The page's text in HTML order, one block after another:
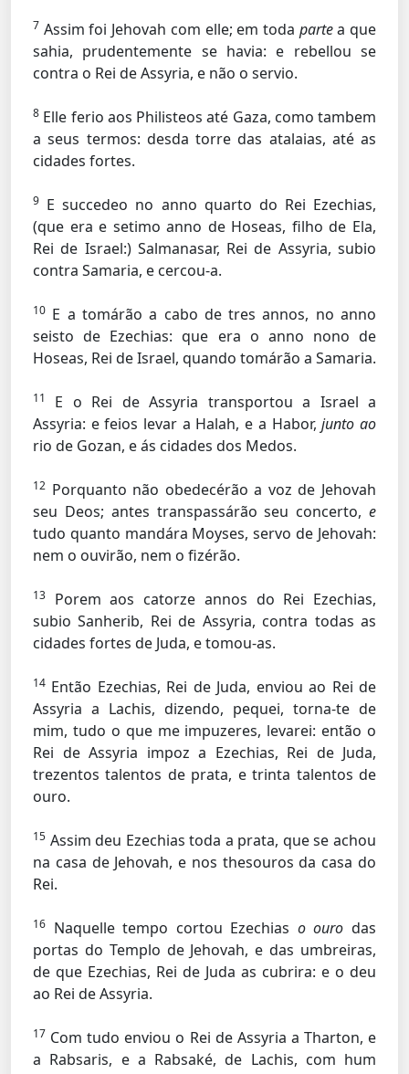
7 Assim foi Jehovah com elle; em toda partea que
sahia, prudentemente se havia: e rebellou se
contra o Rei de Assyria, e não o servio.
8 Elle ferio aos Philisteos até Gaza, como tambem
a seus termos: desda torre das atalaias, até as
cidades fortes.
9 E succedeo no anno quarto do Rei Ezechias,
(que era e setimo anno de Hoseas, filho de Ela,
Rei de Israel:) Salmanasar, Rei de Assyria, subio
contra Samaria, e cercou-a.
10 E a tomárão a cabo de tres annos, no anno
seisto de Ezechias: que era o anno nono de
Hoseas, Rei de Israel, quando tomárão a Samaria.
11
E o Rei de Assyria transportou a Israel a
Assyria: e feios levar a Halah, e a Habor,junto ao
rio de Gozan, e ás cidades dos Medos.
12 Porquanto não obedecérão a voz de Jehovah
seu Deos; antes transpassárão seu concerto, e
tudo quanto mandára Moyses, servo de Jehovah:
nem o ouvirão, nem o fizérão.
13
Porem aos catorze annos do Rei Ezechias,
subio Sanherib, Rei de Assyria, contra todas as
cidades fortes de Juda, e tomou-as.
14 Então Ezechias, Rei de Juda, enviou ao Rei de
Assyria a Lachis, dizendo, pequei, torna-te de
mim, tudo o que me impuzeres, levarei: então o
Rei de Assyria impoz a Ezechias, Rei de Juda,
trezentos talentos de prata, e trinta talentos de
ouro.
15 Assim deu Ezechias toda a prata, que se achou
na casa de Jehovah, e nos thesouros da casa do
Rei.
16 Naquelle tempo cortou Ezechias o ouro das
portas do Templo de Jehovah, e das umbreiras,
de que Ezechias, Rei de Juda as cubrira: e o deu
ao Rei de Assyria.
17 Com tudo enviou o Rei de Assyria a Tharton, e
a Rabsaris, e a Rabsaké, de Lachis, com hum